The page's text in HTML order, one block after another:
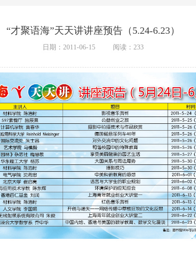
“才聚语海”天天讲讲座预告（5.24-6.23）
日期：2011-06-15 阅读： 233